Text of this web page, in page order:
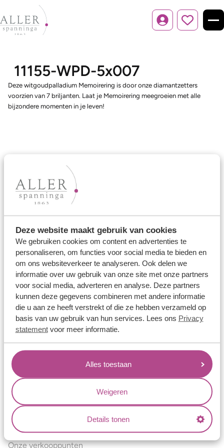
Deze website maakt gebruik van cookies
We gebruiken cookies om content en advertenties te
personaliseren, om functies voor social media te bieden en
om ons websiteverkeer te analyseren. Ook delen we
informatie over uw gebruik van onze site met onze partners
voor social media, adverteren en analyse. Deze partners
kunnen deze gegevens combineren met andere informatie
die u aan ze heeft verstrekt of die ze hebben verzameld op
basis van uw gebruik van hun services. Lees ons Privacy
statementvoor meer informatie.
Alles toestaan
Weigeren
Details tonen
Inloggen
11155-WPD-5x007
Deze witgoudpalladium Memoirering is door onze diamantzetters
voorzien van 7 briljanten. Laat je Memoirering meegroeien met alle
bijzondere momenten in je leven!
Ons aanbod
Trouwringen
Verlovingsringen
Vriendschapsringen
Over ons
Aller Spanninga
Historie
Certificaten
Blogs
Jouw voordelen
Conflictvrije Materialen
Oneindig veel mogelijkheden
Kwaliteit
Juweliers & Contact
Onze verkooppunten